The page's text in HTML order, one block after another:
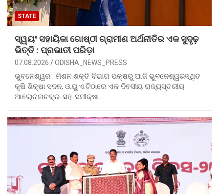
STATE
ସ୍ୱୟଂ ସହାୟିକା ଗୋଷ୍ଠୀ ଗ୍ରାମୀଣ ଅର୍ଥନୀତିର ଏକ ସୁଦୃଢ଼
ଭିତ୍ତି : ପ୍ରଭାତୀ ପରିଡ଼ା
07.08.2026 ODISHA_NEWS_PRESS
ଭୁବନେଶ୍ୱର : ମିଶନ ଶକ୍ତି ବିଭାଗ ପକ୍ଷରୁ ଆଜି ଭୁବନେଶ୍ୱରସ୍ଥିତ
କୃଷି ଶିକ୍ଷା ସଦନ, ଓ.ୟୁ.ଏ.ଟିଠାରେ ଏକ ଦିବସୀୟ ରାଜ୍ୟସ୍ତରୀୟ
ଆଲୋଚନାଚକ୍ର-ସହ-ସମୀକ୍ଷା…